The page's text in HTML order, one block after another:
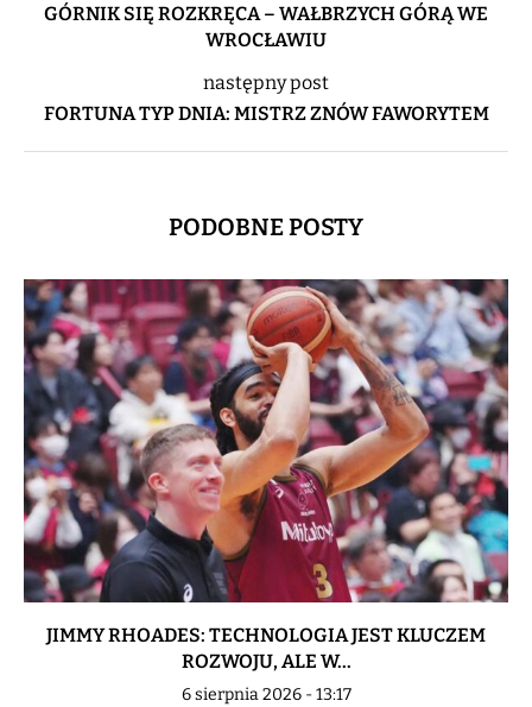
GÓRNIK SIĘ ROZKRĘCA – WAŁBRZYCH GÓRĄ WE
WROCŁAWIU
następny post
FORTUNA TYP DNIA: MISTRZ ZNÓW FAWORYTEM
PODOBNE POSTY
JIMMY RHOADES: TECHNOLOGIA JEST KLUCZEM
ROZWOJU, ALE W...
6 sierpnia 2026 - 13:17